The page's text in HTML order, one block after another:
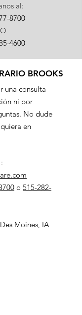
al:
8700
O
4600
BROOKS
una consulta
ni por
No dude
en
:
o 515-282-
Moines, IA